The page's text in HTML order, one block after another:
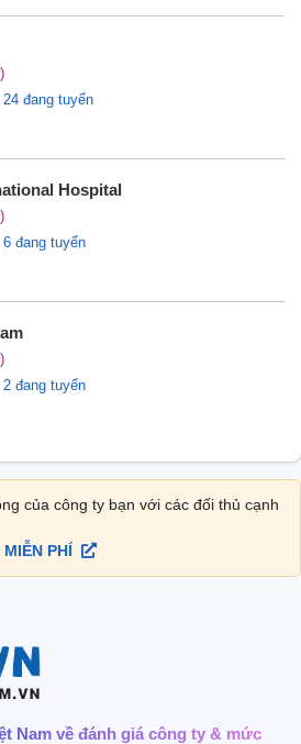
24 đang tuyển
Hospital
6 đang tuyển
2 đang tuyển
của công ty bạn với các đối thủ cạnh
PHÍ
Nam về đánh giá công ty & mức